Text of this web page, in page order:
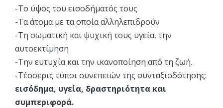
-Το ύψος του εισοδήματός τους
-Τα άτομα με τα οποία αλληλεπιδρούν
-Τη σωματική και ψυχική τους υγεία, την
αυτοεκτίμηση
-Την ευτυχία και την ικανοποίηση από τη ζωή.
-Τέσσερις τύποι συνεπειών της συνταξιοδότησης:
εισόδημα, υγεία, δραστηριότητα και
συμπεριφορά.